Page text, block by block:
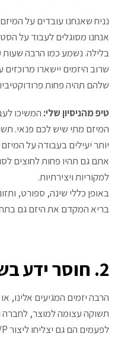
נניח שאנחנו עובדים על
בלילה. נשמע כמו הרבה
שלהם תהיה פחות
טיפ מהניסיון שלי: המשיכו
יותר יעילים בעבודה על
אתם גם תהיו פחות לחוצים
למקוריות ויצירתיות.
באופן כללי שינה, ספורט,
בריא המקדם את היזם גם
2. חוסר ידע בשיווק
הרבה יזמים המגיעים אלינו,
תשוקה עצומה למוצר, לחברה
לפעמים הם גם יצליחו ליצור